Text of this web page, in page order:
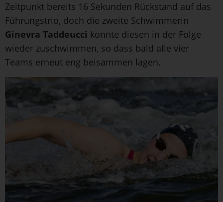
Zeitpunkt bereits 16 Sekunden Rückstand auf das
Führungstrio, doch die zweite Schwimmerin
Ginevra Taddeucci konnte diesen in der Folge
wieder zuschwimmen, so dass bald alle vier
Teams erneut eng beisammen lagen.